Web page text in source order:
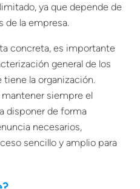
ya que depende de
de la empresa.
concreta, es importante
general de los
la organización.
mantener siempre el
disponer de forma
necesarios,
sencillo y amplio para